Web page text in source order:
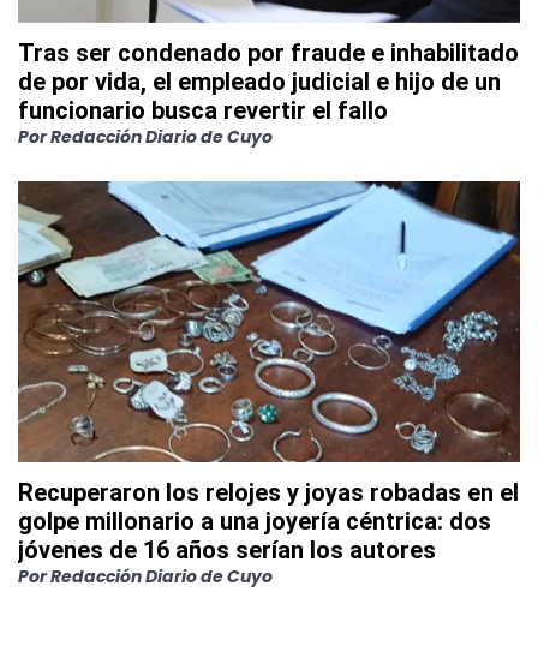
Tras ser condenado por fraude e inhabilitado
de por vida, el empleado judicial e hijo de un
funcionario busca revertir el fallo
PorRedacción Diario de Cuyo
Recuperaron los relojes y joyas robadas en el
golpe millonario a una joyería céntrica: dos
jóvenes de 16 años serían los autores
PorRedacción Diario de Cuyo